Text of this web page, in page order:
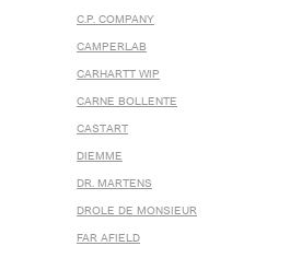
C.P. COMPANY
CAMPERLAB
CARHARTT WIP
CARNE BOLLENTE
CASTART
DIEMME
DR. MARTENS
DROLE DE MONSIEUR
FAR AFIELD